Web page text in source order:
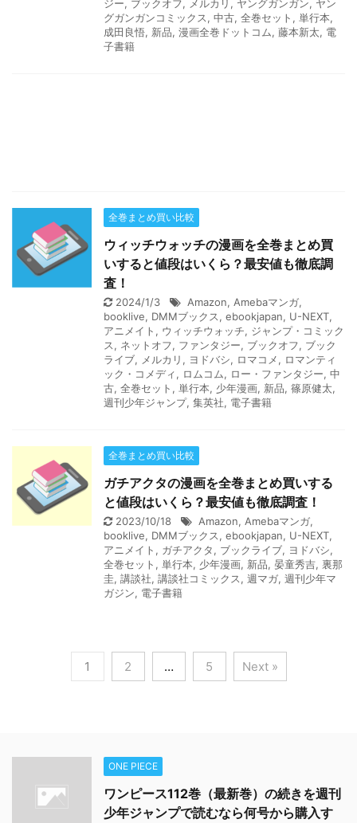
ジー, ブックオフ, メルカリ , ヤングガンガン, ヤン
グガンガンコミックス, 中古, 全巻セット , 単行本,
成田良悟, 新品, 漫画全巻ドットコム, 藤本新太, 電
子書籍
全巻まとめ買い比較
ウィッチウォッチの漫画を全巻まとめ買
いすると値段はいくら？最安値も徹底調
査！
2024/1/3 Amazon, Amebaマンガ,
booklive, DMMブックス, ebookjapan, U-NEXT,
アニメイト , ウィッチウォッチ, ジャンプ・コミック
ス, ネットオフ, ファンタジー, ブックオフ, ブック
ライブ, メルカリ , ヨドバシ, ロマコメ, ロマンティ
ック・コメディ, ロムコム, ロー・ファンタジー, 中
古, 全巻セット , 単行本, 少年漫画, 新品, 篠原健太,
週刊少年ジャンプ, 集英社, 電子書籍
全巻まとめ買い比較
ガチアクタの漫画を全巻まとめ買いする
と値段はいくら？最安値も徹底調査！
2023/10/18 Amazon, Amebaマンガ,
booklive, DMMブックス, ebookjapan, U-NEXT,
アニメイト , ガチアクタ, ブックライブ, ヨドバシ,
全巻セット , 単行本, 少年漫画, 新品, 晏童秀吉, 裏那
圭, 講談社, 講談社コミックス, 週マガ, 週刊少年マ
ガジン, 電子書籍
1 2 … 5 Next »
ONE PIECE
ワンピース112巻（最新巻）の続きを週刊
少年ジャンプで読むなら何号から購入す